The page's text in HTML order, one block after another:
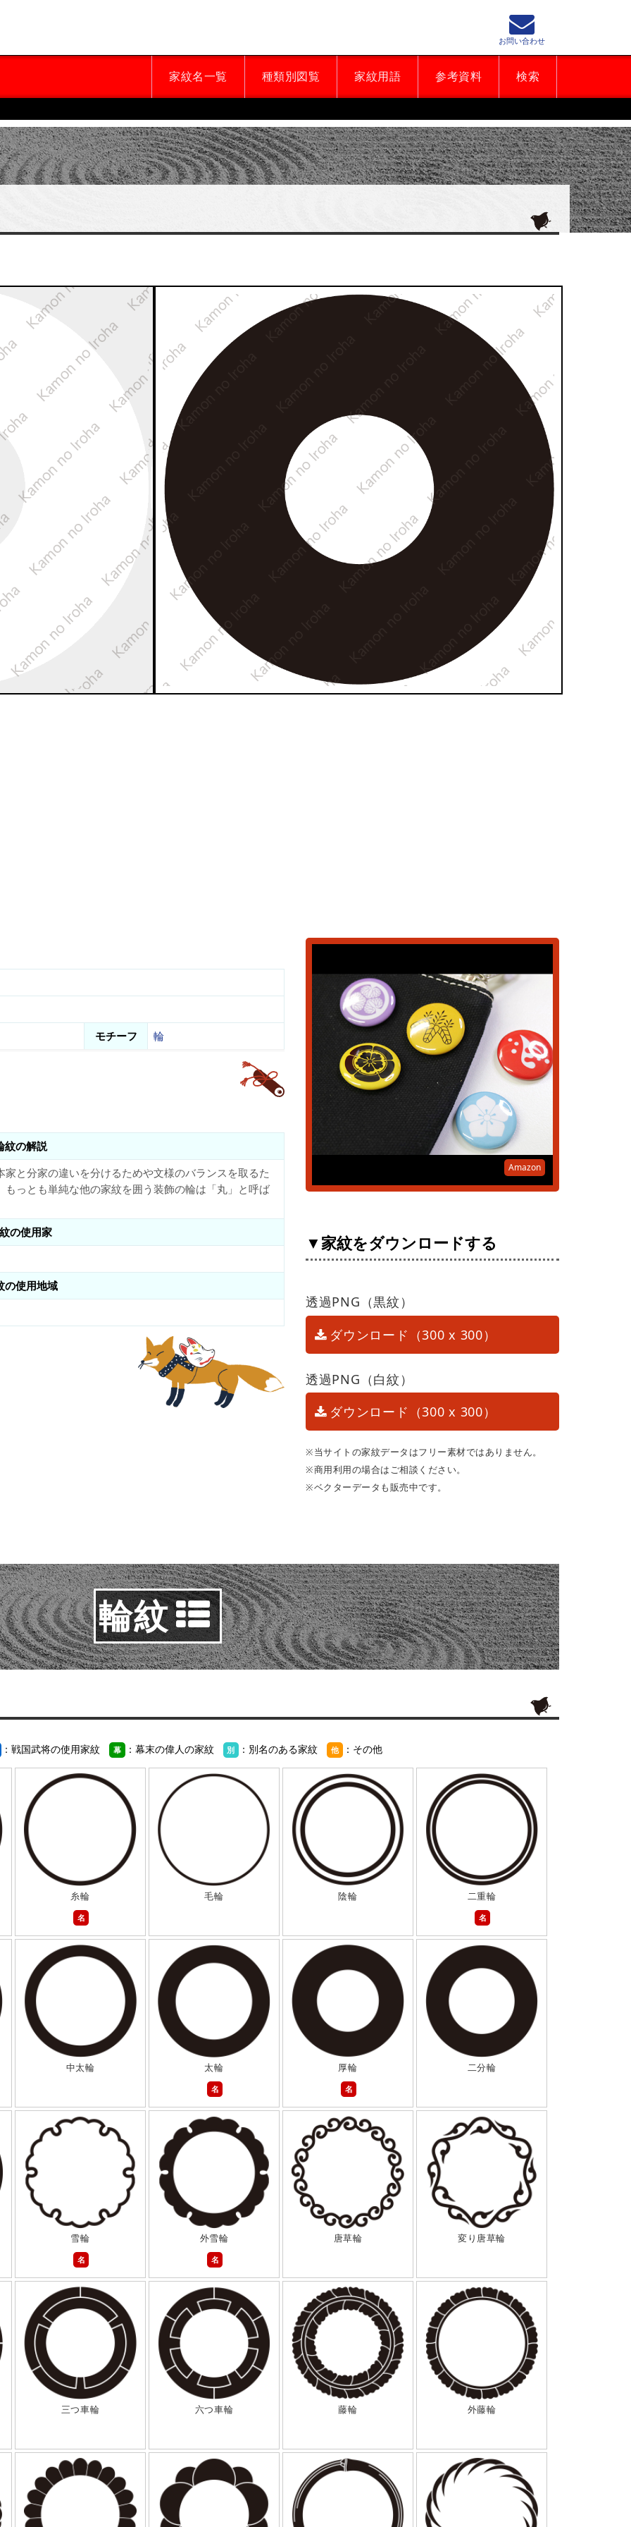
家紋名一覧 種類別図覧 家紋用語 参考資料 検索
お問い合わせ
モチーフ 輪
紋の解説
と分家の違いを分けるためや文様のバランスを取るた
っとも単純な他の家紋を囲う装飾の輪は「丸」と呼ば
の使用家
の使用地域
Amazon
▼家紋をダウンロードする
透過PNG（黒紋）
ダウンロード（300 x 300）
透過PNG（白紋）
ダウンロード（300 x 300）
※当サイトの家紋データはフリー素材ではありません。
※商用利用の場合はご相談ください。
※ベクターデータも販売中です。
輪紋
：戦国武将の使用家紋 幕 ：幕末の偉人の家紋 別 ：別名のある家紋 他 ：その他
糸輪
名
毛輪 陰輪
二重輪
名
中太輪
太輪
名
厚輪
名
二分輪
雪輪
名
外雪輪
名
唐草輪 変り唐草輪
三つ車輪 六つ車輪 藤輪 外藤輪